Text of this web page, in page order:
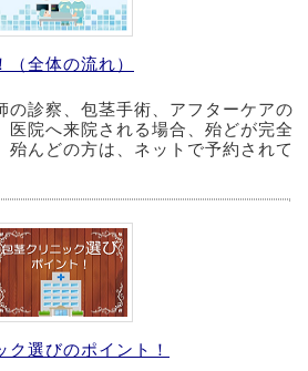
全体の流れ）
の診察、包茎手術、アフターケアの
医院へ来院される場合、殆どが完全
殆んどの方は、ネットで予約されて
ク選びのポイント！